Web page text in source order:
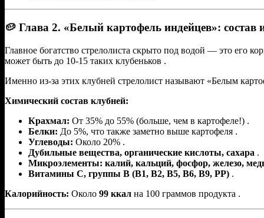
🥔 Глава 2. «Белый картофель индейцев»: состав
Главное богатство стрелолиста скрыто под водой — это его
может быть до 10-15 таких клубеньков .
Именно из-за этих клубней стрелолист называют «Белым
Химический состав клубней:
Крахмал: От 35% до 55% (больше, чем в картофеле!) .
Белки: До 5%, что также заметно выше картофеля .
Углеводы: Около 20% .
Дубильные вещества, органические кислоты, сахара .
Микроэлементы: калий, кальций, фосфор, железо,
Витамины С, группы В (В1, В2, В5, В6, В9, РР) .
Калорийность: Около 99 ккал на 100 граммов продукта .